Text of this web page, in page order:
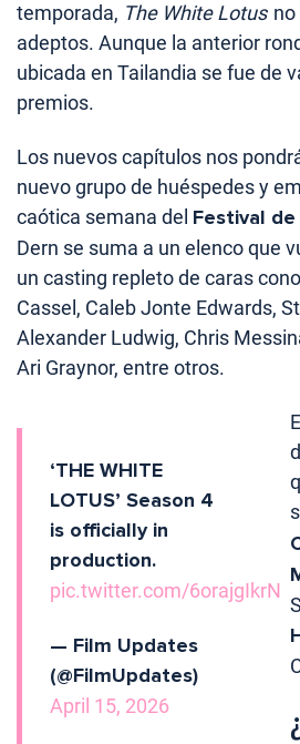
temporada, The White Lotus
adeptos. Aunque la anterior
ubicada en Tailandia se fue de
premios.
Los nuevos capítulos nos
nuevo grupo de huéspedes y
caótica semana del Festival
Dern se suma a un elenco que
un casting repleto de caras
Cassel, Caleb Jonte Edwards,
Alexander Ludwig, Chris
Ari Graynor, entre otros.
‘THE WHITE
LOTUS’ Season 4
is officially in
production.
pic.twitter.com/6orajgIkrN
— Film Updates
(@FilmUpdates)
April 15, 2026